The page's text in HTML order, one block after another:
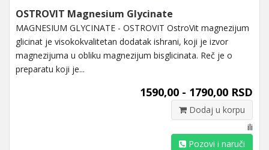
OSTROVIT Magnesium Glycinate
MAGNESIUM GLYCINATE - OSTROVIT OstroVit magnezijum
glicinat je visokokvalitetan dodatak ishrani, koji je izvor
magnezijuma u ​​obliku magnezijum bisglicinata. Reč je o
preparatu koji je...
1590,00 - 1790,00 RSD
Dodaj u korpu
ili
Pozovi i naruči